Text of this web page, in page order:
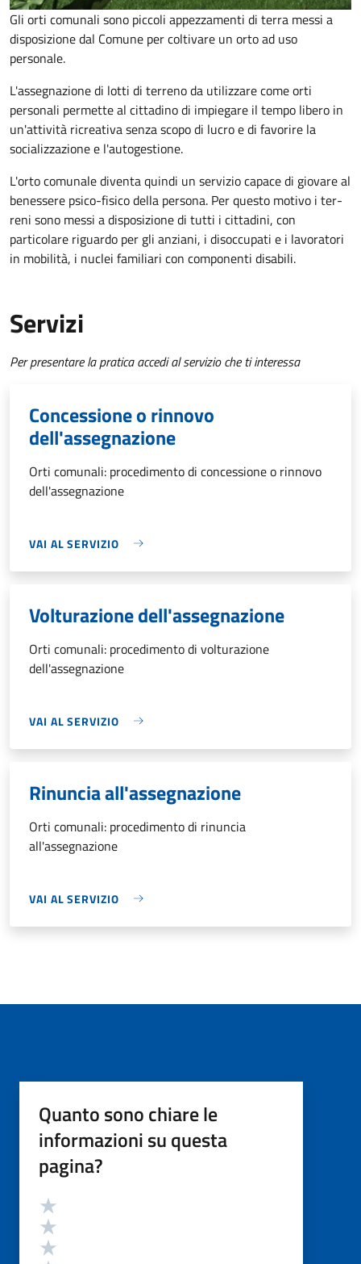
Gli orti comunali sono piccoli appezzamenti di terra messi a
disposizione dal Comune per coltivare un orto ad uso
personale.
L'assegnazione di lotti di terreno da utilizzare come orti
personali permette al cittadino di impiegare il tempo libero in
un'attività ricreativa senza scopo di lucro e di favorire la
socializzazione e l'autogestione.
L'orto comunale diventa quindi un servizio capace di giovare al
benessere psico-fisico della persona. Per questo motivo i ter­
reni sono messi a disposizione di tutti i cittadini, con
particolare riguardo per gli anziani, i disoccupati e i lavoratori
in mobilità, i nuclei familiari con componenti disabili.
Servizi
Per presentare la pratica accedi al servizio che ti interessa
Concessione o rinnovo
dell'assegnazione
Orti comunali: procedimento di concessione o rinnovo
dell'assegnazione
VAI AL SERVIZIO
Volturazione dell'assegnazione
Orti comunali: procedimento di volturazione
dell'assegnazione
VAI AL SERVIZIO
Rinuncia all'assegnazione
Orti comunali: procedimento di rinuncia
all'assegnazione
VAI AL SERVIZIO
Quanto sono chiare le
informazioni su questa
pagina?
Valutazione